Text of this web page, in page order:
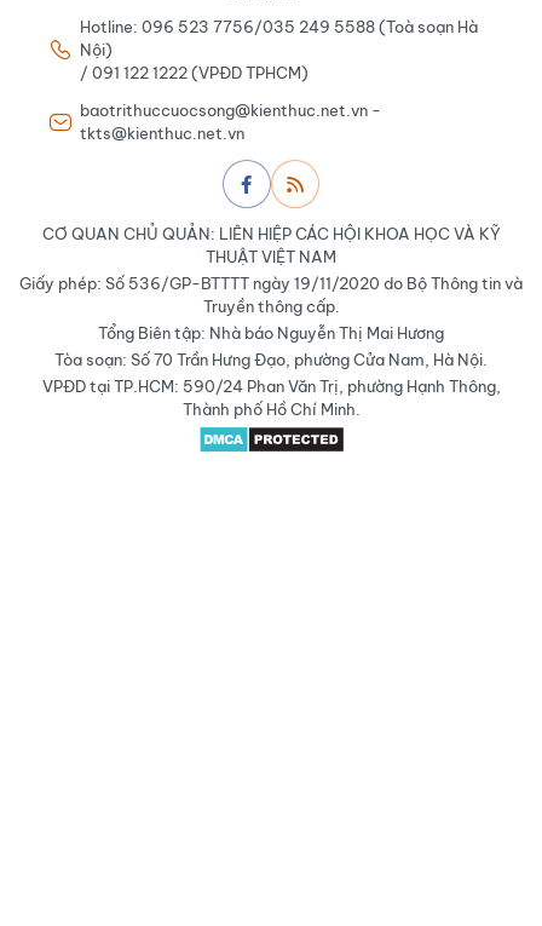
Hotline: 096 523 7756/035 249 5588 (Toà soạn Hà
Nội)
/ 091 122 1222 (VPĐD TPHCM)
baotrithuccuocsong@kienthuc.net.vn -
tkts@kienthuc.net.vn
CƠ QUAN CHỦ QUẢN: LIÊN HIỆP CÁC HỘI KHOA HỌC VÀ KỸ
THUẬT VIỆT NAM
Giấy phép: Số 536/GP-BTTTT ngày 19/11/2020 do Bộ Thông tin và
Truyền thông cấp.
Tổng Biên tập: Nhà báo Nguyễn Thị Mai Hương
Tòa soạn: Số 70 Trần Hưng Đạo, phường Cửa Nam, Hà Nội.
VPĐD tại TP.HCM: 590/24 Phan Văn Trị, phường Hạnh Thông,
Thành phố Hồ Chí Minh.